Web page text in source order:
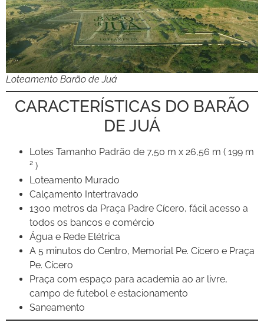
Loteamento Barão de Juá
CARACTERÍSTICAS DO BARÃO
DE JUÁ
Lotes Tamanho Padrão de 7,50 m x 26,56 m ( 199 m
² )
Loteamento Murado
Calçamento Intertravado
1300 metros da Praça Padre Cícero, fácil acesso a
todos os bancos e comércio
Água e Rede Elétrica
A 5 minutos do Centro, Memorial Pe. Cícero e Praça
Pe. Cícero
Praça com espaço para academia ao ar livre,
campo de futebol e estacionamento
Saneamento